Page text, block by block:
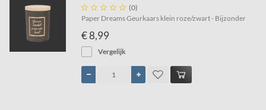
     (0)
Paper Dreams Geurkaars klein roze/zwart - Bijzonder
€ 8,99
Vergelijk